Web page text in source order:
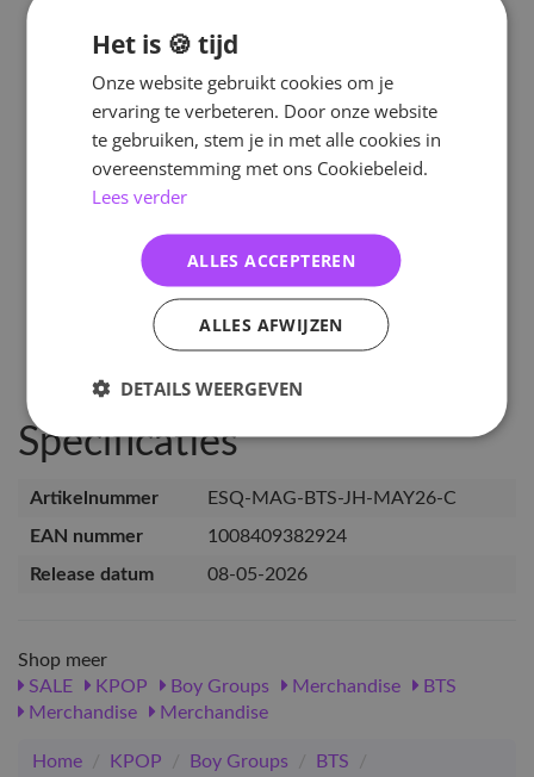
Specificaties
Artikelnummer
ESQ-MAG-BTS-JH-MAY26-C
EAN nummer
1008409382924
Release datum
08-05-2026
Shop meer
SALE
KPOP Boy Groups Merchandise
BTS
Merchandise
Merchandise
Home / KPOP / Boy Groups / BTS
/
Het is 🍪 tijd
Onze website gebruikt cookies om je
ervaring te verbeteren. Door onze website
te gebruiken, stem je in met alle cookies in
overeenstemming met ons Cookiebeleid.
Lees verder
ALLES ACCEPTEREN
ALLES AFWIJZEN
DETAILS WEERGEVEN